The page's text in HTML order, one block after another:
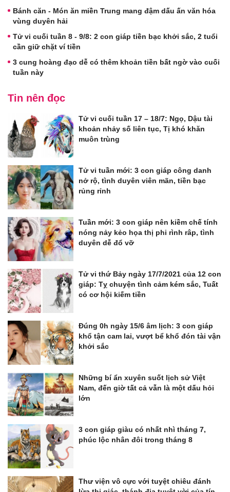
Bánh căn - Món ăn miền Trung mang đậm dấu ấn văn hóa
vùng duyên hải
Tử vi cuối tuần 8 - 9/8: 2 con giáp tiền bạc khởi sắc, 2 tuổi
cần giữ chặt ví tiền
3 cung hoàng đạo dễ có thêm khoản tiền bất ngờ vào cuối
tuần này
Tin nên đọc
Tử vi cuối tuần 17 – 18/7: Ngọ, Dậu tài
khoản nhảy số liên tục, Tị khó khăn
muôn trùng
Tử vi tuần mới: 3 con giáp công danh
nở rộ, tình duyên viên mãn, tiền bạc
rủng rỉnh
Tuần mới: 3 con giáp nên kiềm chế tính
nóng nảy kẻo họa thị phi rình râp, tình
duyên dễ đổ vỡ
Tử vi thứ Bảy ngày 17/7/2021 của 12 con
giáp: Tỵ chuyện tình cảm kém sắc, Tuất
có cơ hội kiếm tiền
Đúng 0h ngày 15/6 âm lịch: 3 con giáp
khổ tận cam lai, vượt bể khổ đón tài vận
khởi sắc
Những bí ẩn xuyên suốt lịch sử Việt
Nam, đến giờ tất cả vẫn là một dấu hỏi
lớn
3 con giáp giàu có nhất nhì tháng 7,
phúc lộc nhân đôi trong tháng 8
Thư viện vô cực với tuyệt chiêu đánh